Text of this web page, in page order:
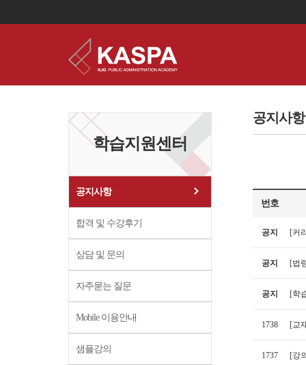
학습지원센터
공지사항
합격 및 수강후기
상담 및 문의
자주묻는 질문
Mobile 이용안내
샘플강의
공지사항
번호
공지 [커
공지 [법
공지 [학
1738 [교
1737 [강